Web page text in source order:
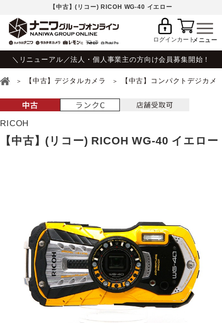
【中古】(リコー) RICOH WG-40 イエロー
ログインカート
＼リニューアル／法人・個人事業主の方向け会員募集開始！
【中古】デジタルカメラ 【中古】コンパクトデジカメ
RICOH
【中古】(リコー) RICOH WG-40 イエロー